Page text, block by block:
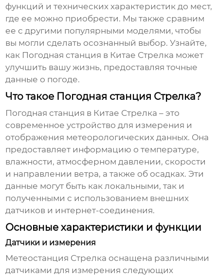
функций и технических характеристик до мест,
где ее можно приобрести. Мы также сравним
ее с другими популярными моделями, чтобы
вы могли сделать осознанный выбор. Узнайте,
как Погодная станция в Китае Стрелка может
улучшить вашу жизнь, предоставляя точные
данные о погоде.
Что такое Погодная станция Стрелка?
Погодная станция в Китае Стрелка – это
современное устройство для измерения и
отображения метеорологических данных. Она
предоставляет информацию о температуре,
влажности, атмосферном давлении, скорости
и направлении ветра, а также об осадках. Эти
данные могут быть как локальными, так и
полученными с использованием внешних
датчиков и интернет-соединения.
Основные характеристики и функции
Датчики и измерения
Метеостанция Стрелка оснащена различными
датчиками для измерения следующих